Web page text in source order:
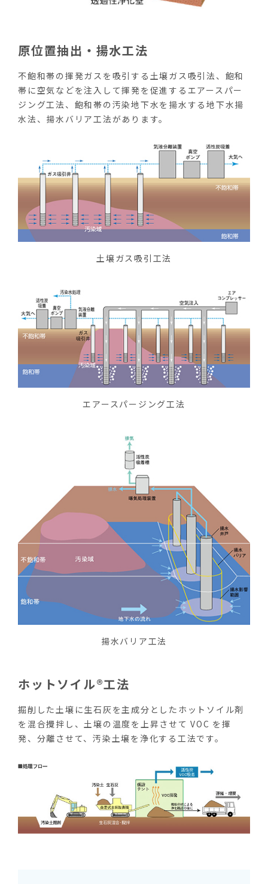
原位置抽出・揚水工法
不飽和帯の揮発ガスを吸引する土壌ガス吸引法、飽和
帯に空気などを注入して揮発を促進するエアースパー
ジング工法、飽和帯の汚染地下水を揚水する地下水揚
水法、揚水バリア工法があります。
土壌ガス吸引工法
エアースパージング工法
揚水バリア工法
ホットソイル®工法
掘削した土壌に生石灰を主成分としたホットソイル剤
を混合攪拌し、土壌の温度を上昇させて VOC を揮
発、分離させて、汚染土壌を浄化する工法です。